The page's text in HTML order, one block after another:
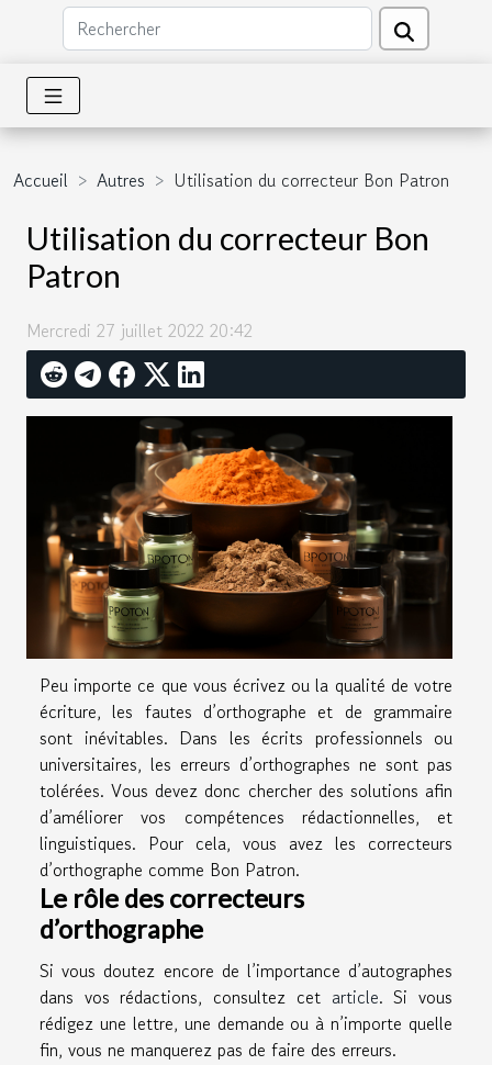
Accueil Autres Utilisation du correcteur Bon Patron
Utilisation du correcteur Bon
Patron
Mercredi 27 juillet 2022 20:42
Peu importe ce que vous écrivez ou la qualité de votre
écriture, les fautes d’orthographe et de grammaire
sont inévitables. Dans les écrits professionnels ou
universitaires, les erreurs d’orthographes ne sont pas
tolérées. Vous devez donc chercher des solutions afin
d’améliorer vos compétences rédactionnelles, et
linguistiques. Pour cela, vous avez les correcteurs
d’orthographe comme Bon Patron.
Le rôle des correcteurs
d’orthographe
Si vous doutez encore de l’importance d’autographes
dans vos rédactions, consultez cet article. Si vous
rédigez une lettre, une demande ou à n’importe quelle
fin, vous ne manquerez pas de faire des erreurs.